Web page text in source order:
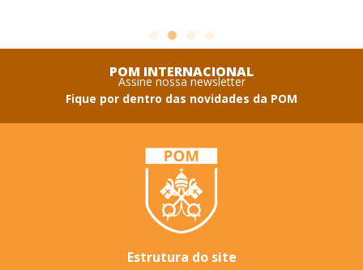
POM INTERNACIONAL
Assine nossa newsletter
Fique por dentro das novidades da POM
Estrutura do site